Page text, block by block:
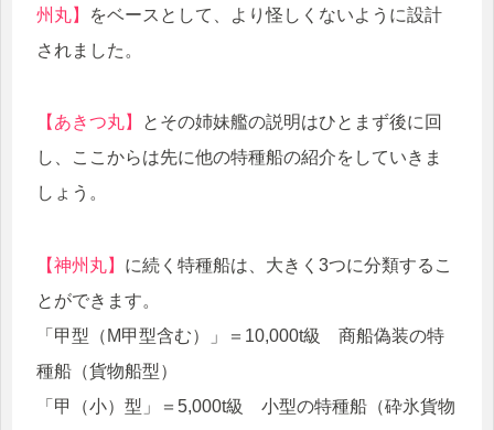
州丸】
をベースとして、より怪しくないように設計
されました。
【あきつ丸】
とその姉妹艦の説明はひとまず後に回
し、ここからは先に他の特種船の紹介をしていきま
しょう。
【神州丸】 に続く特種船は、大きく3つに分類するこ
とができます。
「甲型（M甲型含む）」＝10,000t級 商船偽装の特
種船（貨物船型）
「甲（小）型」＝5,000t級 小型の特種船（砕氷貨物